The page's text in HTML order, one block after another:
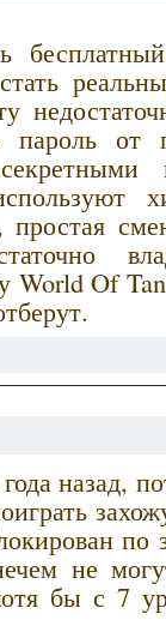
пароль
простая
World Of
назад,
по
не
бы с 7